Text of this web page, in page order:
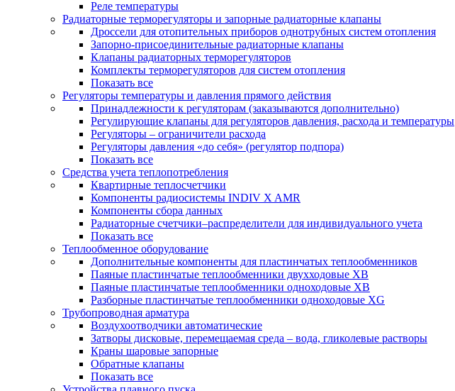
Реле температуры
Радиаторные терморегуляторы и запорные радиаторные клапаны
Дроссели для отопительных приборов однотрубных систем отопления
Запорно-присоединительные радиаторные клапаны
Клапаны радиаторных терморегуляторов
Комплекты терморегуляторов для систем отопления
Показать все
Регуляторы температуры и давления прямого действия
Принадлежности к регуляторам (заказываются дополнительно)
Регулирующие клапаны для регуляторов давления, расхода и температуры
Регуляторы – ограничители расхода
Регуляторы давления «до себя» (регулятор подпора)
Показать все
Средства учета теплопотребления
Квартирные теплосчетчики
Компоненты радиосистемы INDIV X AMR
Компоненты сбора данных
Радиаторные счетчики–распределители для индивидуального учета
Показать все
Теплообменное оборудование
Дополнительные компоненты для пластинчатых теплообменников
Паяные пластинчатые теплообменники двухходовые XB
Паяные пластинчатые теплообменники одноходовые ХВ
Разборные пластинчатые теплообменники одноходовые ХG
Трубопроводная арматура
Воздухоотводчики автоматические
Затворы дисковые, перемещаемая среда – вода, гликолевые растворы
Краны шаровые запорные
Обратные клапаны
Показать все